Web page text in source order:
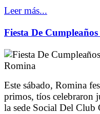
Leer más...
Fiesta De
Este sábado, Romina
primos, tíos celebraron
la sede Social Del Club